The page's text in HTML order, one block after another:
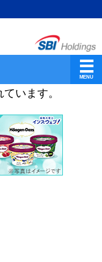
います。